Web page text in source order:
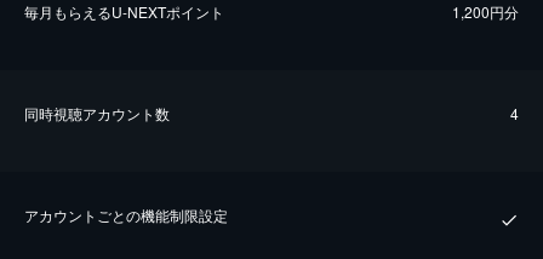
毎⽉もらえるU-NEXTポイント 1,200円分
同時視聴アカウント数 4
アカウントごとの機能制限設定